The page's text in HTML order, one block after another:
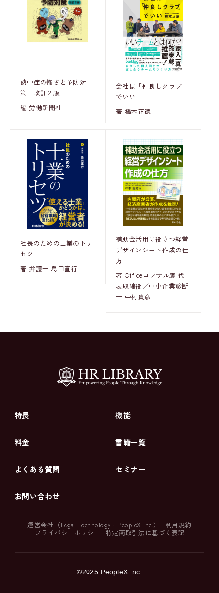
熱中症の怖さと予防対
策 改訂２版
編 労働新聞社
会社は「仲良しクラブ」
でいい
著 橋本正徳
社長のための士業のトリ
セツ
著 弁護士 島田直行
補助金活用に役立つ経営
デザインシート作成の仕
方
著 Officeコンサル鷹 代
表取締役／中小企業診断
士 中村貴彦
特長 機能
料金 書籍一覧
よくある質問 セミナー
お問い合わせ
運営会社（Legal Technology ・ PeopleX Inc.）
利用規約
プライバシーポリシー
特定商取引法に基づく表記
©2025 PeopleX Inc.